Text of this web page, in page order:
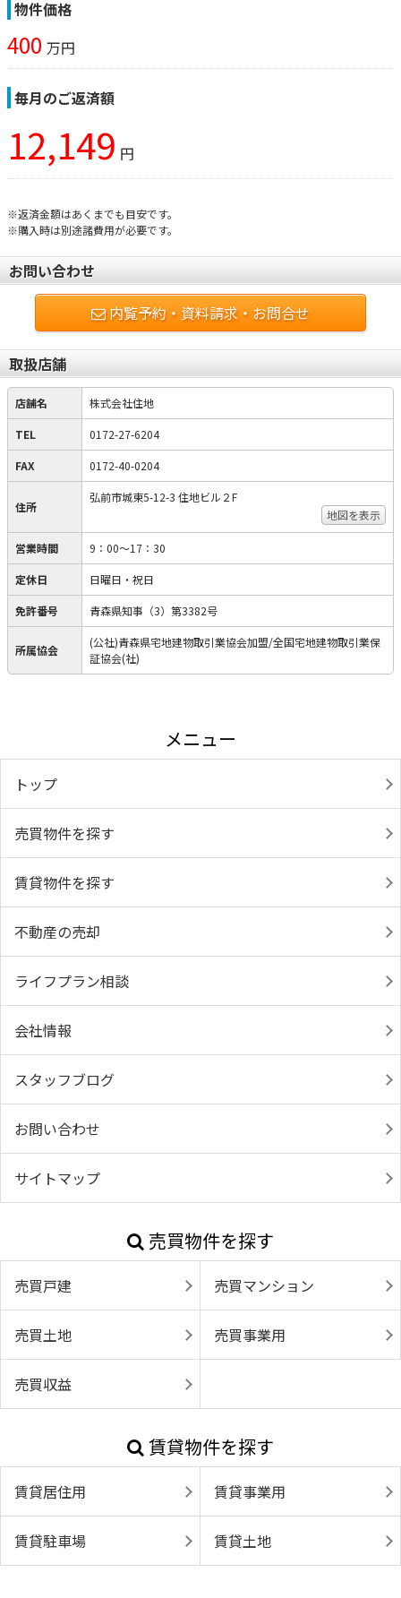
物件価格
400 万円
毎月のご返済額
12,149 円
※返済金額はあくまでも目安です。
※購入時は別途諸費用が必要です。
お問い合わせ
内覧予約・資料請求・お問合せ
取扱店舗
店舗名 株式会社住地
TEL 0172-27-6204
FAX 0172-40-0204
住所
弘前市城東5-12-3 住地ビル２F
地図を表示
営業時間 9：00～17：30
定休日 日曜日・祝日
免許番号 青森県知事（3）第3382号
所属協会
(公社)青森県宅地建物取引業協会加盟/全国宅地建物取引業保
証協会(社)
メニュー
トップ
売買物件を探す
賃貸物件を探す
不動産の売却
ライフプラン相談
会社情報
スタッフブログ
お問い合わせ
サイトマップ
売買物件を探す
売買戸建 売買マンション
売買土地 売買事業用
売買収益
賃貸物件を探す
賃貸居住用 賃貸事業用
賃貸駐車場 賃貸土地